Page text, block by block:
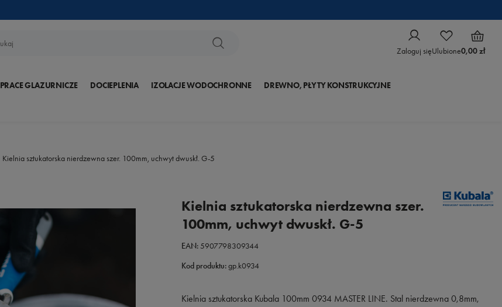
Zaloguj sięUlubione0,00 zł
PRACE GLAZURNICZE DOCIEPLENIA IZOLACJE WODOCHRONNE DREWNO, PŁYTY KONSTRUKCYJNE
Kielnia sztukatorska nierdzewna szer. 100mm, uchwyt dwuskł. G-5
Kielnia sztukatorska nierdzewna szer.
100mm, uchwyt dwuskł. G-5
EAN:5907798309344
Kod produktu:gp.k0934
Kielnia sztukatorska Kubala 100mm 0934 MASTER LINE. Stal nierdzewna 0,8mm,